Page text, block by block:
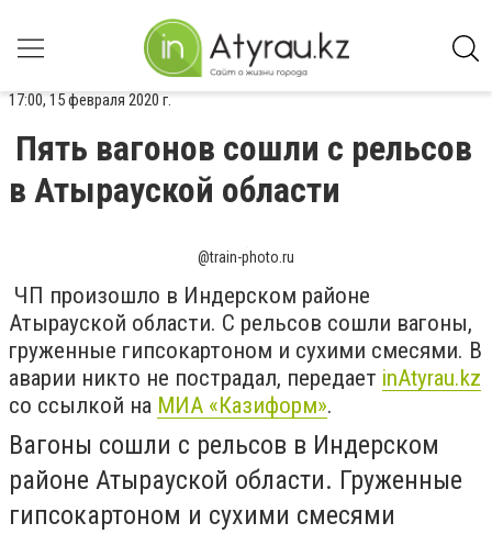
17:00, 15 февраля 2020 г.
Пять вагонов сошли с рельсов
в Атырауской области
@train-photo.ru
ЧП произошло в Индерском районе
Атырауской области. С рельсов сошли вагоны,
груженные гипсокартоном и сухими смесями. В
аварии никто не пострадал, передает inAtyrau.kz
со ссылкой на МИА «Казиформ».
Вагоны сошли с рельсов в Индерском
районе Атырауской области. Груженные
гипсокартоном и сухими смесями